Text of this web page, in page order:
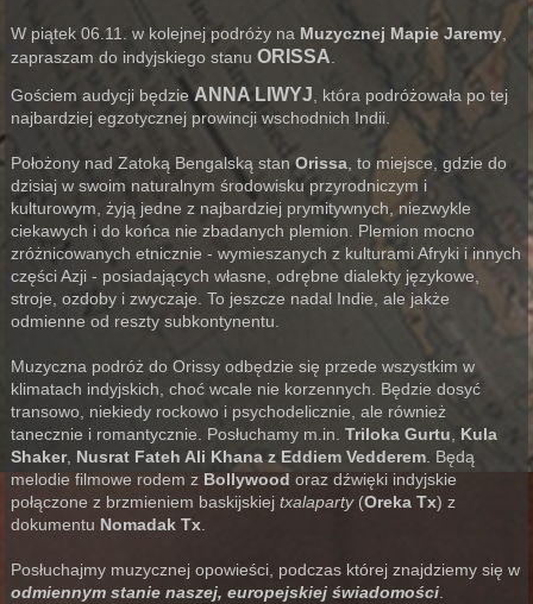
W piątek 06.11. w kolejnej podróży na Muzycznej Mapie Jaremy,
zapraszam do indyjskiego stanuORISSA.
Gościem audycji będzieANNA LIWYJ, która podróżowała po tej
najbardziej egzotycznej prowincji wschodnich Indii.
Położony nad Zatoką Bengalską stanOrissa, to miejsce, gdzie do
dzisiaj w swoim naturalnym środowisku przyrodniczym i
kulturowym, żyją jedne z najbardziej prymitywnych, niezwykle
ciekawych i do końca nie zbadanych plemion. Plemion mocno
zróżnicowanych etnicznie - wymieszanych z kulturami Afryki i innych
części Azji - posiadających własne, odrębne dialekty językowe,
stroje, ozdoby i zwyczaje. To jeszcze nadal Indie, ale jakże
odmienne od reszty subkontynentu.
Muzyczna podróż do Orissy odbędzie się przede wszystkim w
klimatach indyjskich, choć wcale nie korzennych. Będzie dosyć
transowo, niekiedy rockowo i psychodelicznie, ale również
tanecznie i romantycznie. Posłuchamy m.in.Triloka Gurtu, Kula
Shaker, Nusrat Fateh Ali Khana z Eddiem Vedderem. Będą
melodie filmowe rodem z Bollywood oraz dźwięki indyjskie
połączone z brzmieniem baskijskiejtxalaparty(Oreka Tx) z
dokumentu Nomadak Tx.
Posłuchajmy muzycznej opowieści, podczas której znajdziemy się w
odmiennym stanie naszej, europejskiej świadomości.